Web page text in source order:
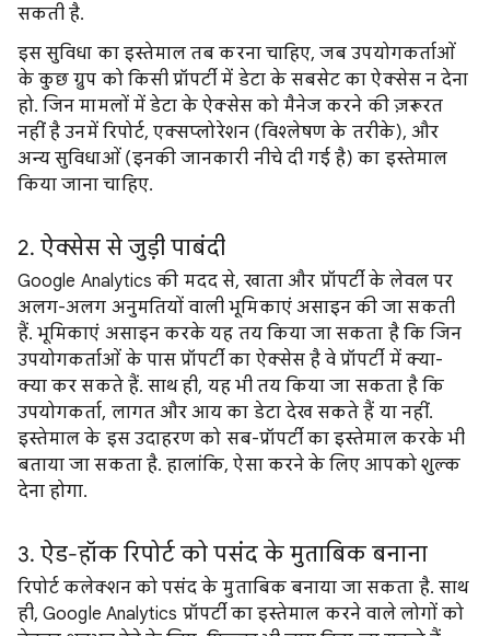
सकती है.
इस सुविधा का इस्तेमाल तब करना चाहिए, जब उपयोगकर्ताओं
के कुछ ग्रुप को किसी प्रॉपर्टी में डेटा के सबसेट का ऐक्सेस न देना
हो. जिन मामलों में डेटा के ऐक्सेस को मैनेज करने की ज़रूरत
नहीं है उनमें रिपोर्ट, एक्सप्लोरेशन (विश्लेषण के तरीके), और
अन्य सुविधाओं (इनकी जानकारी नीचे दी गई है) का इस्तेमाल
किया जाना चाहिए.
2. ऐक्सेस से जुड़ी पाबंदी
Google Analytics की मदद से, खाता और प्रॉपर्टी के लेवल पर
अलग-अलग अनुमतियों वाली भूमिकाएं असाइन की जा सकती
हैं. भूमिकाएं असाइन करके यह तय किया जा सकता है कि जिन
उपयोगकर्ताओं के पास प्रॉपर्टी का ऐक्सेस है वे प्रॉपर्टी में क्या-
क्या कर सकते हैं. साथ ही, यह भी तय किया जा सकता है कि
उपयोगकर्ता, लागत और आय का डेटा देख सकते हैं या नहीं.
इस्तेमाल के इस उदाहरण को सब-प्रॉपर्टी का इस्तेमाल करके भी
बताया जा सकता है. हालांकि, ऐसा करने के लिए आपको शुल्क
देना होगा.
3. ऐड-हॉक रिपोर्ट को पसंद के मुताबिक बनाना
रिपोर्ट कलेक्शन को पसंद के मुताबिक बनाया जा सकता है. साथ
ही, Google Analytics प्रॉपर्टी का इस्तेमाल करने वाले लोगों को